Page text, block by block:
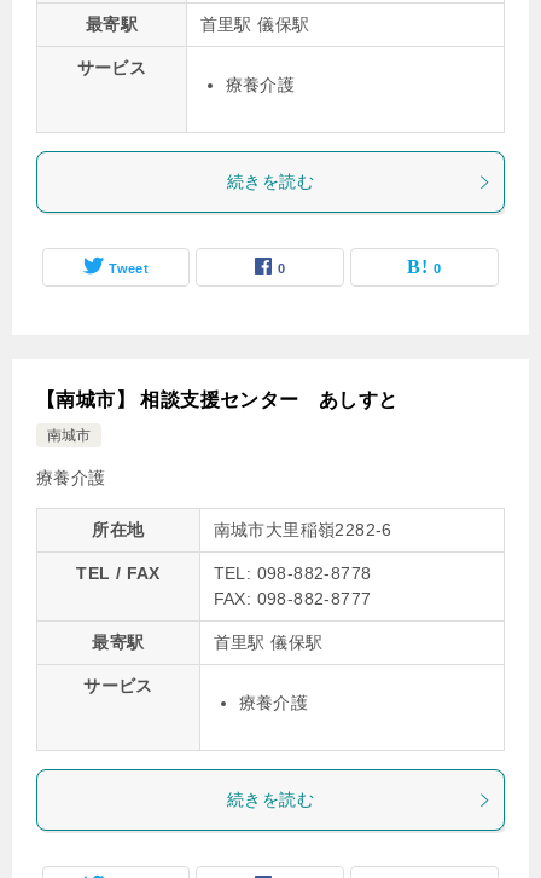
最寄駅 首里駅 儀保駅
サービス
療養介護
続きを読む
Tweet 0 0
【南城市】 相談支援センター あしすと
南城市
療養介護
所在地 南城市大里稲嶺2282-6
TEL / FAX
TEL: 098-882-8778
FAX: 098-882-8777
最寄駅 首里駅 儀保駅
サービス
療養介護
続きを読む